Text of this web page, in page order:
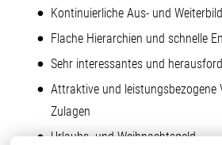
Kontinuierliche Aus- und
Flache Hierarchien und schnelle
Sehr interessantes und
Attraktive und leistungsbezogene
Zulagen
Urlaubs- und Weihnachtsgeld